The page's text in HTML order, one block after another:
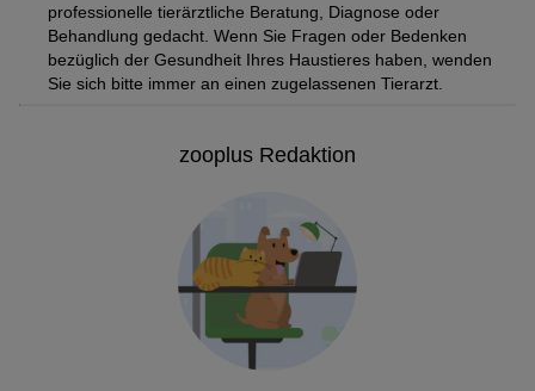
professionelle tierärztliche Beratung, Diagnose oder
Behandlung gedacht. Wenn Sie Fragen oder Bedenken
bezüglich der Gesundheit Ihres Haustieres haben, wenden
Sie sich bitte immer an einen zugelassenen Tierarzt.
zooplus Redaktion